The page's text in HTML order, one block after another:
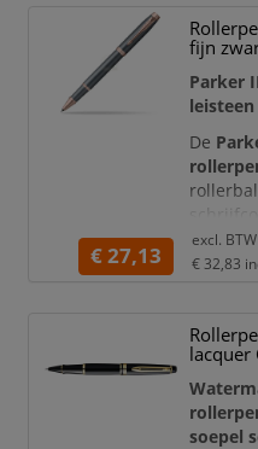
zachte
metallic
pen
gebrui
fijn
Parker
leisteen
De
Deze
satijnen
€ 27,13
excl.
€ 32,83
lacquer
soepel